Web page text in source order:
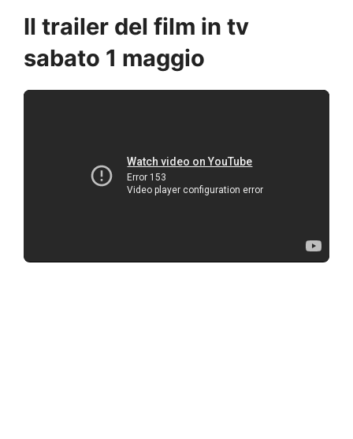
Il trailer del film in tv
sabato 1 maggio